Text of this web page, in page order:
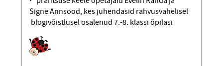
Signe Annsood, kes juhendasid rahvusvahelisel
blogi­võistlusel osalenud 7.-8. klassi õpilasi